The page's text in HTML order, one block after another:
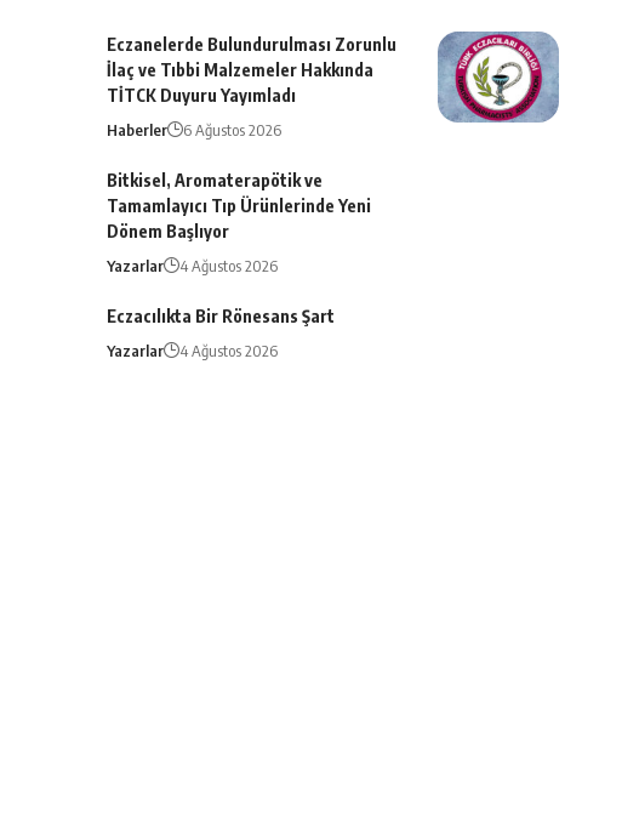
Eczanelerde Bulundurulması Zorunlu
İlaç ve Tıbbi Malzemeler Hakkında
TİTCK Duyuru Yayımladı
Haberler 6 Ağustos 2026
Bitkisel, Aromaterapötik ve
Tamamlayıcı Tıp Ürünlerinde Yeni
Dönem Başlıyor
Yazarlar 4 Ağustos 2026
Eczacılıkta Bir Rönesans Şart
Yazarlar 4 Ağustos 2026